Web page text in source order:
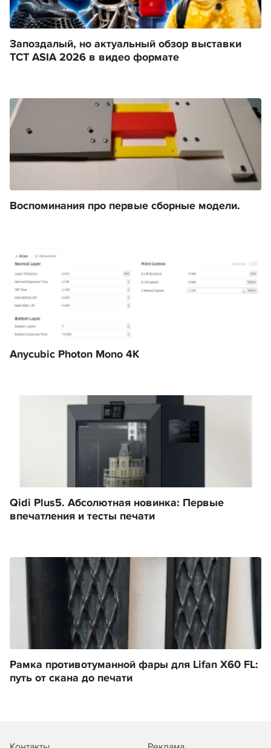
Запоздалый, но актуальный обзор выставки
TCT ASIA 2026 в видео формате
Воспоминания про первые сборные модели.
Anycubic Photon Mono 4K
Qidi Plus5. Абсолютная новинка: Первые
впечатления и тесты печати
Рамка противотуманной фары для Lifan X60 FL:
путь от скана до печати